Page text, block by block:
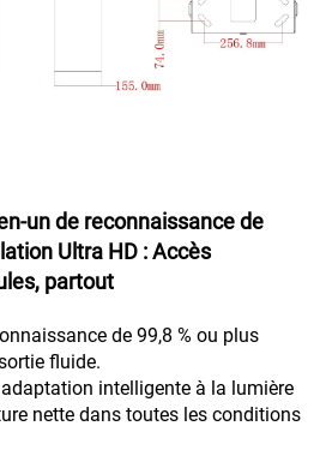
un de reconnaissance de
Ultra HD : Accès
partout
de 99,8 % ou plus
fluide.
intelligente à la lumière
nette dans toutes les conditions